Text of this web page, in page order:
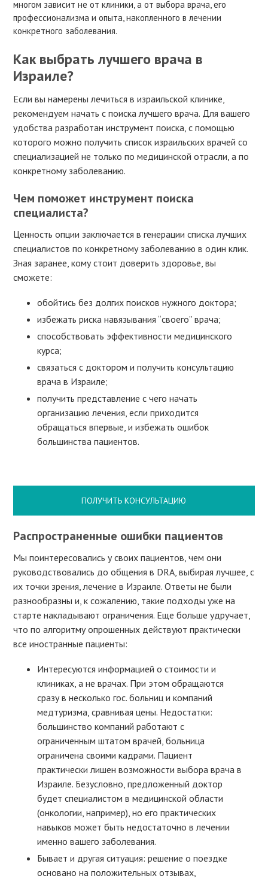
многом зависит не от клиники, а от выбора врача, его
профессионализма и опыта, накопленного в лечении
конкретного заболевания.
Как выбрать лучшего врача в
Израиле?
Если вы намерены лечиться в израильской клинике,
рекомендуем начать с поиска лучшего врача. Для вашего
удобства разработан инструмент поиска, с помощью
которого можно получить список израильских врачей со
специализацией не только по медицинской отрасли, а по
конкретному заболеванию.
Чем поможет инструмент поиска
специалиста?
Ценность опции заключается в генерации списка лучших
специалистов по конкретному заболеванию в один клик.
Зная заранее, кому стоит доверить здоровье, вы
сможете:
обойтись без долгих поисков нужного доктора;
избежать риска навязывания “своего” врача;
способствовать эффективности медицинского
курса;
связаться с доктором и получить консультацию
врача в Израиле;
получить представление с чего начать
организацию лечения, если приходится
обращаться впервые, и избежать ошибок
большинства пациентов.
ПОЛУЧИТЬ КОНСУЛЬТАЦИЮ
Распространенные ошибки пациентов
Мы поинтересовались у своих пациентов, чем они
руководствовались до общения в DRA, выбирая лучшее, с
их точки зрения, лечение в Израиле. Ответы не были
разнообразны и, к сожалению, такие подходы уже на
старте накладывают ограничения. Еще больше удручает,
что по алгоритму опрошенных действуют практически
все иностранные пациенты:
Интересуются информацией о стоимости и
клиниках, а не врачах. При этом обращаются
сразу в несколько гос. больниц и компаний
медтуризма, сравнивая цены. Недостатки:
большинство компаний работают с
ограниченным штатом врачей, больница
ограничена своими кадрами. Пациент
практически лишен возможности выбора врача в
Израиле. Безусловно, предложенный доктор
будет специалистом в медицинской области
(онкологии, например), но его практических
навыков может быть недостаточно в лечении
именно вашего заболевания.
Бывает и другая ситуация: решение о поездке
основано на положительных отзывах,